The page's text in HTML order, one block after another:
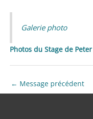
Galerie photo
Photos du Stage de Peter
← Message précédent